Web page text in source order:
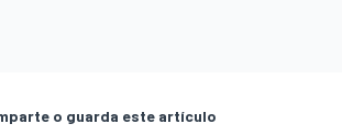
o guarda este artículo